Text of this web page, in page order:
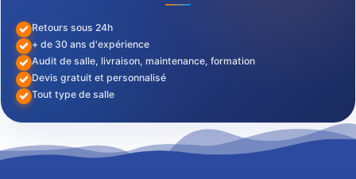
Retours sous 24h
+ de 30 ans d'expérience
Audit de salle, livraison, maintenance, formation
Devis gratuit et personnalisé
Tout type de salle